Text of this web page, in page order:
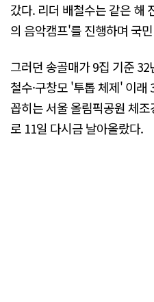
갔다. 리더 배철수는 같은 해
의 음악캠프'를 진행하며 국
그러던 송골매가 9집 기준
철수·구창모 '투톱 체제' 이
꼽히는 서울 올림픽공원 체
로 11일 다시금 날아올랐다.